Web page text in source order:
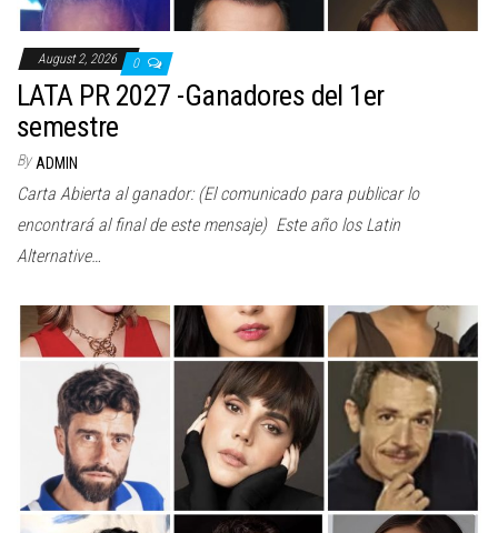
August 2, 2026 0
LATA PR 2027 -Ganadores del 1er
semestre
By ADMIN
Carta Abierta al ganador: (El comunicado para publicar lo
encontrará al final de este mensaje) Este año los Latin
Alternative…